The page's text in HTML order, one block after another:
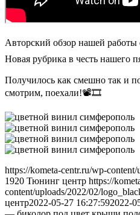
Авторский обзор нашей
Новая рубрика в честь нашего
Получилось как смешно так и
смотрим, поехали!📽🎞
https://kometa-centr.ru/wp-
1920 Тюнинг центр https://
content/uploads/2022/02/
центр2022-05-27 16:27:592022-